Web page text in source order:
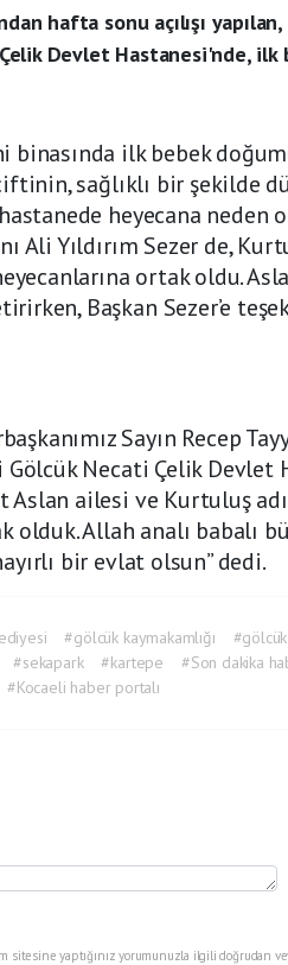
hafta sonu açılışı
Devlet Hastanesi'nde, ilk
binasında ilk bebek
sağlıklı bir şekilde
heyecana neden
Ali Yıldırım Sezer de,
ortak oldu.
Başkan Sezer’e
Sayın Recep
Gölcük Necati Çelik Devlet
Aslan ailesi ve Kurtuluş
olduk. Allah analı babalı
bir evlat olsun” dedi.
#gölcük kaymakamlığı
#sekapark #kartepe
#Son dakika
#Kocaeli haber portalı
sitesine yaptığınız yorumunuzla ilgili doğrudan